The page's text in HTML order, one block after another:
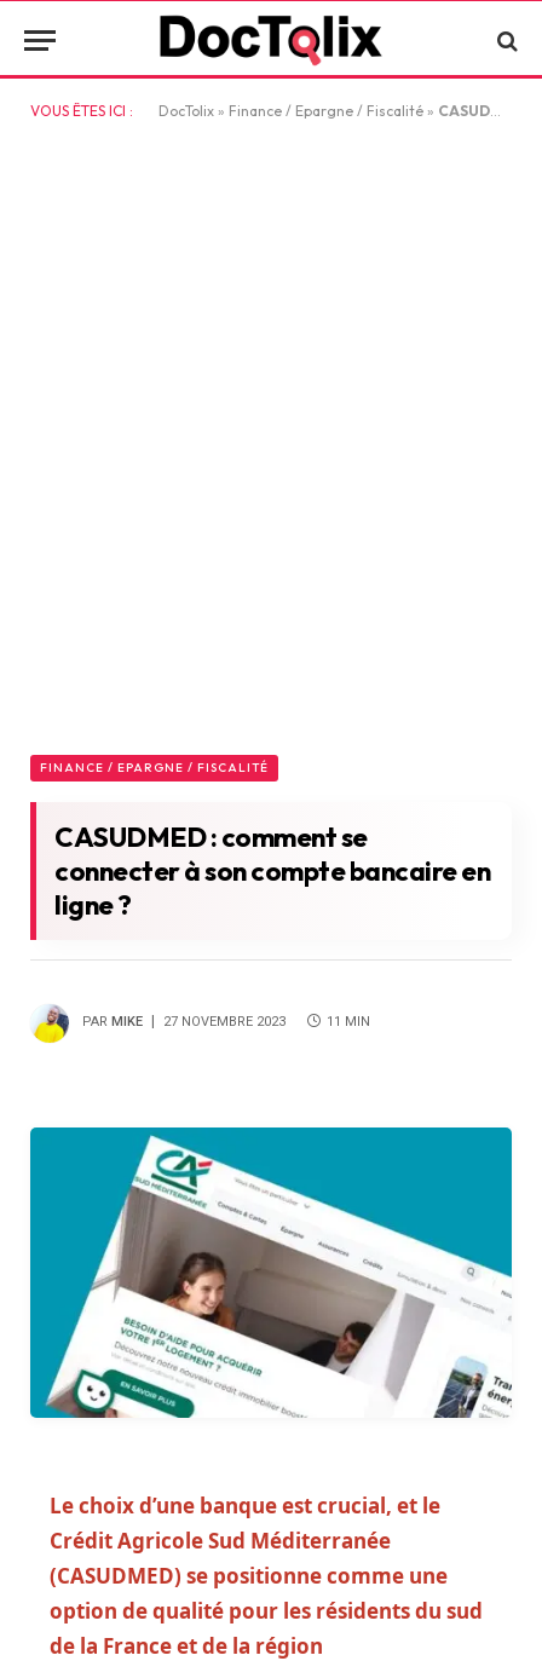
VOUS ÊTES ICI : DocTolix » Finance / Epargne / Fiscalité » CASUDMED : comment se connecter à son compte bancaire en ligne ?
FINANCE / EPARGNE / FISCALITÉ
CASUDMED : comment se
connecter à son compte bancaire en
ligne ?
PAR MIKE 27 NOVEMBRE 2023 11 MIN
Le choix d’une banque est crucial, et le
Crédit Agricole Sud Méditerranée
(CASUDMED) se positionne comme une
option de qualité pour les résidents du sud
de la France et de la région